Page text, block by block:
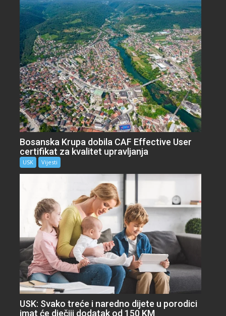
Bosanska Krupa dobila CAF Effective User
certifikat za kvalitet upravljanja
USK Vijesti
USK: Svako treće i naredno dijete u porodici
imat će dječiji dodatak od 150 KM